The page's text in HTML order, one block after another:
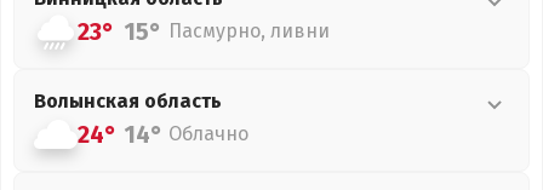
23° 15° Пасмурно, ливни
Волынская область
24° 14° Облачно